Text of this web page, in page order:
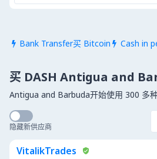
 Bank Transfer买 Bitcoin  Cash in
买 DASH Antigua and
Antigua and Barbuda开始使用 300 多
隐藏新供应商
VitalikTrades